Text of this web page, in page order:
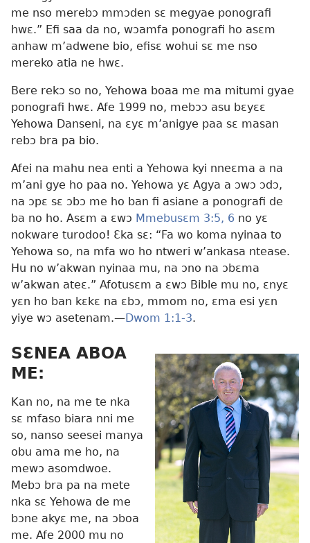
me nso merebɔ mmɔden sɛ megyae ponografi
hwɛ.” Efi saa da no, wɔamfa ponografi ho asɛm
anhaw m’adwene bio, efisɛ wohui sɛ me nso
mereko atia ne hwɛ.
Bere rekɔ so no, Yehowa boaa me ma mitumi gyae
ponografi hwɛ. Afe 1999 no, mebɔɔ asu bɛyɛɛ
Yehowa Danseni, na ɛyɛ m’anigye paa sɛ masan
rebɔ bra pa bio.
Afei na mahu nea enti a Yehowa kyi nneɛma a na
m’ani gye ho paa no. Yehowa yɛ Agya a ɔwɔ ɔdɔ,
na ɔpɛ sɛ ɔbɔ me ho ban fi asiane a ponografi de
ba no ho. Asɛm a ɛwɔ Mmebusɛm 3:5, 6 no yɛ
nokware turodoo! Ɛka sɛ: “Fa wo koma nyinaa to
Yehowa so, na mfa wo ho ntweri w’ankasa ntease.
Hu no w’akwan nyinaa mu, na ɔno na ɔbɛma
w’akwan ateɛ.” Afotusɛm a ɛwɔ Bible mu no, ɛnyɛ
yɛn ho ban kɛkɛ na ɛbɔ, mmom no, ɛma esi yɛn
yiye wɔ asetenam.—Dwom 1:1-3.
SƐNEA ABOA
ME:
Kan no, na me te nka
sɛ mfaso biara nni me
so, nanso seesei manya
obu ama me ho, na
mewɔ asomdwoe.
Mebɔ bra pa na mete
nka sɛ Yehowa de me
bɔne akyɛ me, na ɔboa
me. Afe 2000 mu no